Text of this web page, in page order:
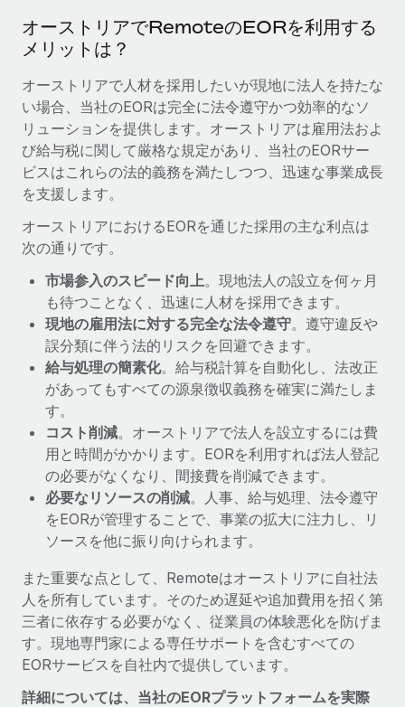
給与詐欺：種類、事例、ビジネスを守る方法
ム間で頻繁に移動しているためです。このため、自社のビジネス
を保護することは極めて重要です。...
詳細を見る
オーストリアでRemoteのEORを利用する
メリットは？
オーストリアで人材を採用したいが現地に法人を持たな
い場合、当社のEORは完全に法令遵守かつ効率的なソ
リューションを提供します。オーストリアは雇用法およ
び給与税に関して厳格な規定があり、当社のEORサー
ビスはこれらの法的義務を満たしつつ、迅速な事業成長
を支援します。
オーストリアにおけるEORを通じた採用の主な利点は
次の通りです。
市場参入のスピード向上。現地法人の設立を何ヶ月
も待つことなく、迅速に人材を採用できます。
現地の雇用法に対する完全な法令遵守。遵守違反や
誤分類に伴う法的リスクを回避できます。
給与処理の簡素化。給与税計算を自動化し、法改正
があってもすべての源泉徴収義務を確実に満たしま
す。
コスト削減。オーストリアで法人を設立するには費
用と時間がかかります。EORを利用すれば法人登記
の必要がなくなり、間接費を削減できます。
必要なリソースの削減。人事、給与処理、法令遵守
をEORが管理することで、事業の拡大に注力し、リ
ソースを他に振り向けられます。
また重要な点として、Remoteはオーストリアに自社法
人を所有しています。そのため遅延や追加費用を招く第
三者に依存する必要がなく、従業員の体験悪化を防げま
す。現地専門家による専任サポートを含むすべての
EORサービスを自社内で提供しています。
詳細については、当社のEORプラットフォームを実際